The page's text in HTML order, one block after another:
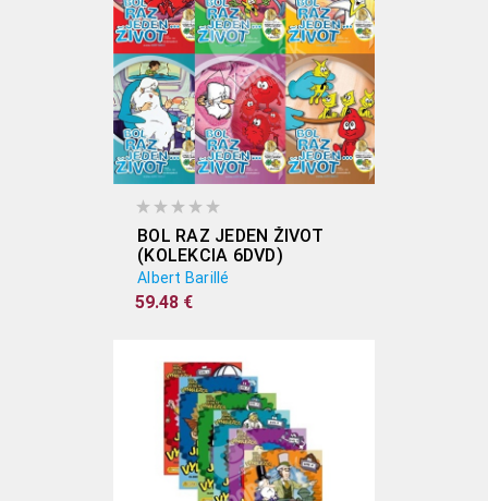
BOL RAZ JEDEN ŽIVOT
(KOLEKCIA 6DVD)
Albert Barillé
59.48 €